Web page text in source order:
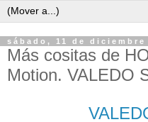
sábado, 11 de diciembre
Más cositas de
Motion. VALEDO